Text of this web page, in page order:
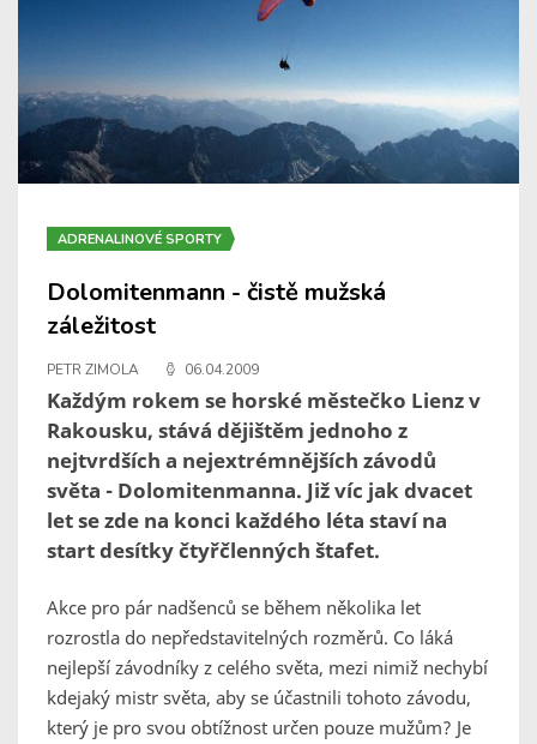
ADRENALINOVÉ SPORTY
Dolomitenmann - čistě mužská
záležitost
PETR ZIMOLA 06.04.2009
Každým rokem se horské městečko Lienz v
Rakousku, stává dějištěm jednoho z
nejtvrdších a nejextrémnějších závodů
světa - Dolomitenmanna. Již víc jak dvacet
let se zde na konci každého léta staví na
start desítky čtyřčlenných štafet.
Akce pro pár nadšenců se během několika let
rozrostla do nepředstavitelných rozměrů. Co láká
nejlepší závodníky z celého světa, mezi nimiž nechybí
kdejaký mistr světa, aby se účastnili tohoto závodu,
který je pro svou obtížnost určen pouze mužům? Je